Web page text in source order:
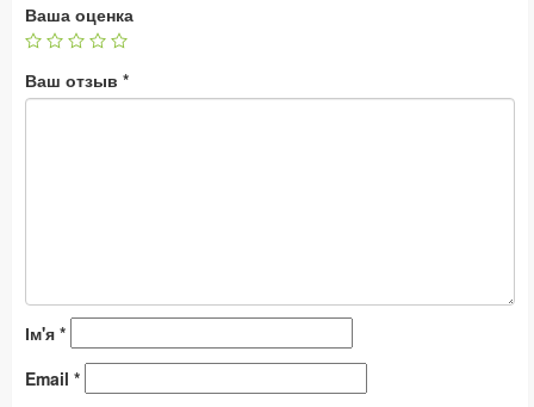
Ваша оценка
Ваш отзыв *
Ім'я *
Email *